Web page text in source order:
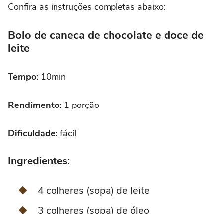
Confira as instruções completas abaixo:
Bolo de caneca de chocolate e doce de
leite
Tempo: 10min
Rendimento: 1 porção
Dificuldade: fácil
Ingredientes:
4 colheres (sopa) de leite
3 colheres (sopa) de óleo